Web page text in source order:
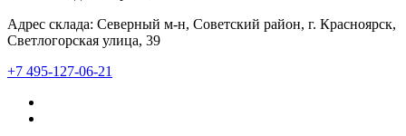
Адрес склада: Северный м-н, Советский район, г. Красноярск,
Светлогорская улица, 39
+7 495-127-06-21